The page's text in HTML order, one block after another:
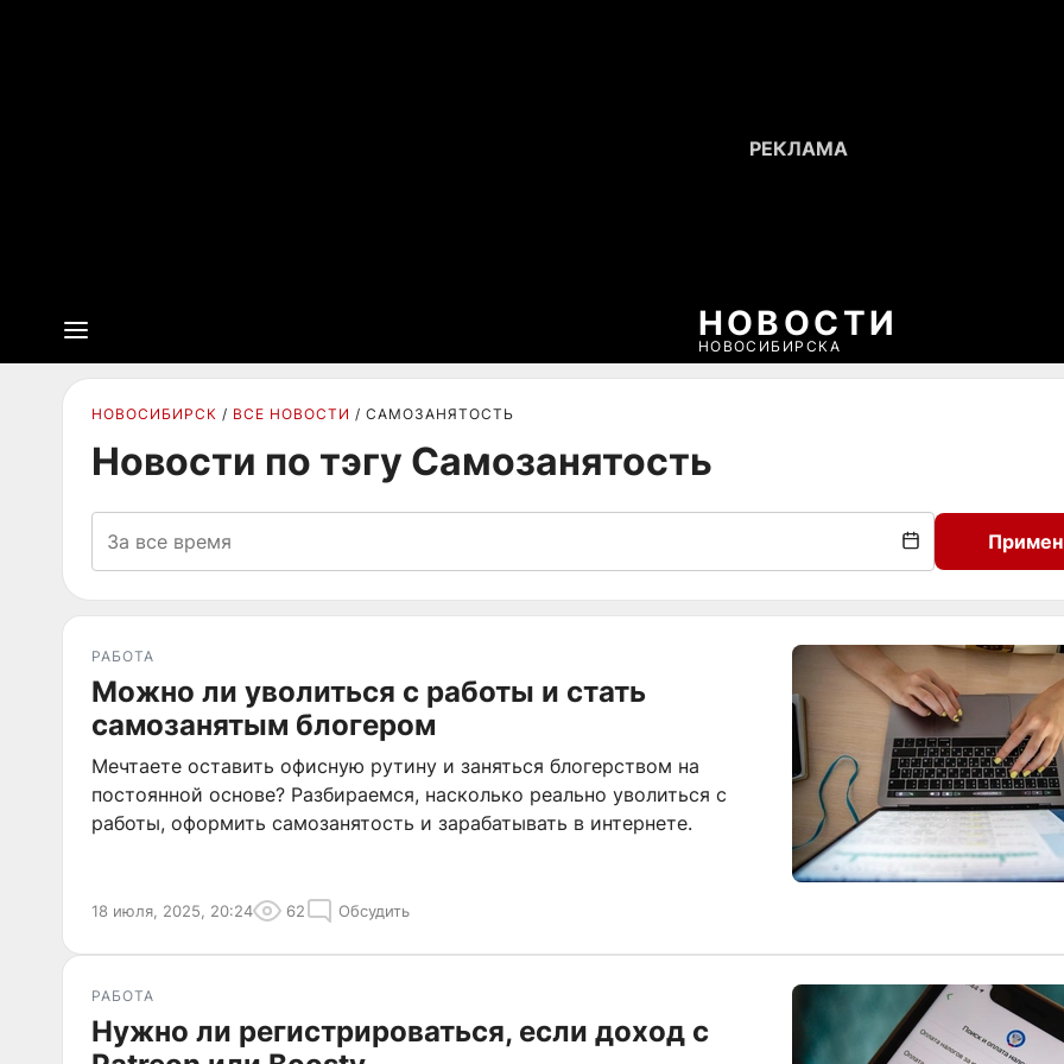
НОВОСТИ
НОВОСИБИРСКА
НОВОСИБИРСК ВСЕ НОВОСТИ САМОЗАНЯТОСТЬ
Новости по тэгу Самозанятость
РАБОТА
Можно ли уволиться с работы и стать
самозанятым блогером
Мечтаете оставить офисную рутину и заняться блогерством на
постоянной основе? Разбираемся, насколько реально уволиться с
работы, оформить самозанятость и зарабатывать в интернете.
18 июля, 2025, 20:24 62 Обсудить
РАБОТА
Нужно ли регистрироваться, если доход с